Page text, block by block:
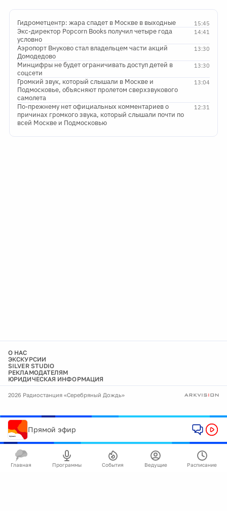
15:45
Гидрометцентр: жара спадет в Москве в выходные
14:41
Экс-директор Popcorn Books получил четыре года
условно
13:30
Аэропорт Внуково стал владельцем части акций
Домодедово
13:30
Минцифры не будет ограничивать доступ детей в
соцсети
13:04
Громкий звук, который слышали в Москве и
Подмосковье, объясняют пролетом сверхзвукового
самолета
12:31
По-прежнему нет официальных комментариев о
причинах громкого звука, который слышали почти по
всей Москве и Подмосковью
О НАС
ЭКСКУРСИИ
SILVER STUDIO
РЕКЛАМОДАТЕЛЯМ
ЮРИДИЧЕСКАЯ ИНФОРМАЦИЯ
2026 Радиостанция «Серебряный Дождь»
Прямой эфир
Главная Программы События Ведущие Расписание